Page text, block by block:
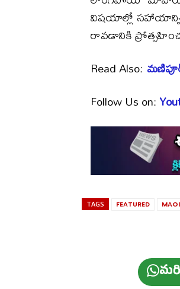
విషయాల్లో సహాయాన్ని
రావడానికి
Read Also:
Follow Us on:
TAGS FEATURED